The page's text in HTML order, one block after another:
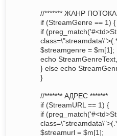
//******* ЖАНР ПОТОКА
if (StreamGenre == 1) {
if
$streamgenre = $m[1];
echo
} else echo
}
//******* АДРЕС *******
if (StreamURL == 1) {
if
$streamurl = $m[1];